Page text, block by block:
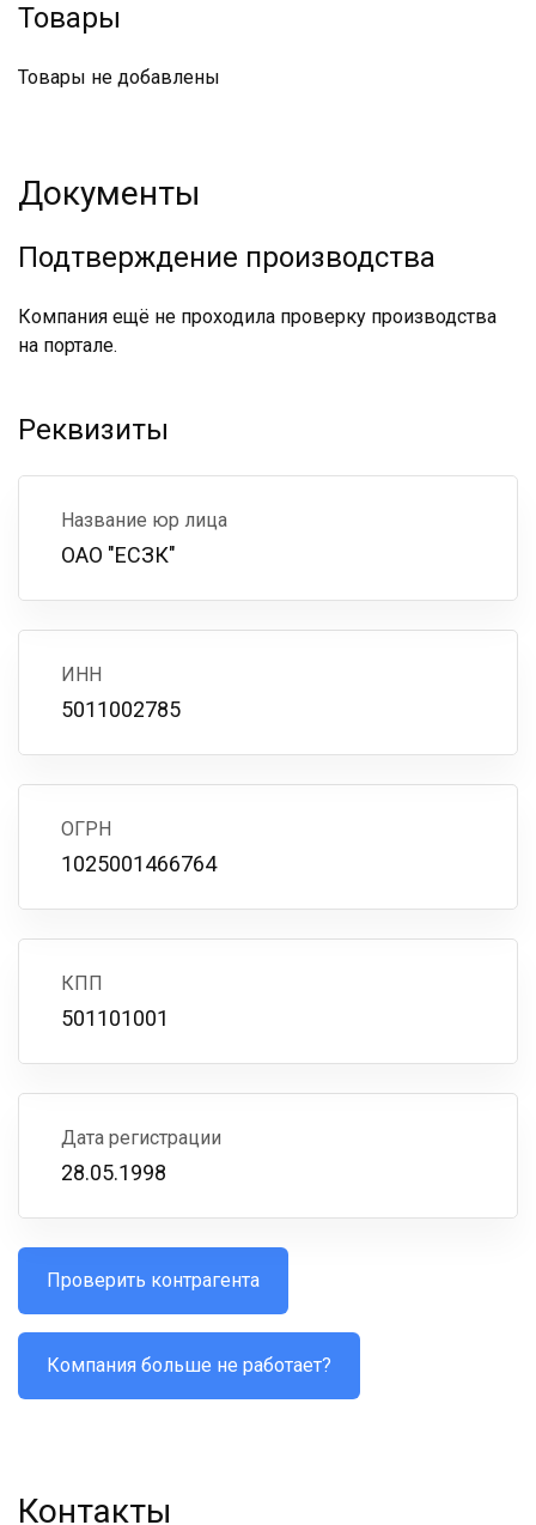
Товары
Товары не добавлены
Документы
Подтверждение производства
Компания ещё не проходила проверку производства
на портале.
Реквизиты
Название юр лица
ОАО "ЕСЗК"
ИНН
5011002785
ОГРН
1025001466764
КПП
501101001
Дата регистрации
28.05.1998
Проверить контрагента
Компания больше не работает?
Контакты